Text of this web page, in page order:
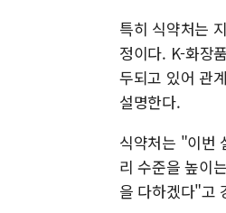
특히 식약처는
정이다. K-화장
두되고 있어 관
설명한다.
식약처는 "이번
리 수준을 높이
을 다하겠다"고